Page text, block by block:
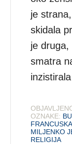
je
skidala
je druga,
smatra
OZNAKE:
FRANCUSKA
MILJENKO
RELIGIJA